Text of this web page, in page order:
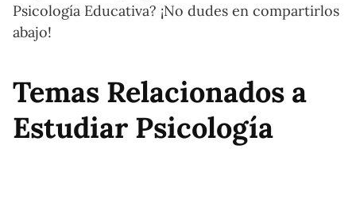
Psicología Educativa? ¡No dudes en compartirlos
abajo!
Temas Relacionados a
Estudiar Psicología